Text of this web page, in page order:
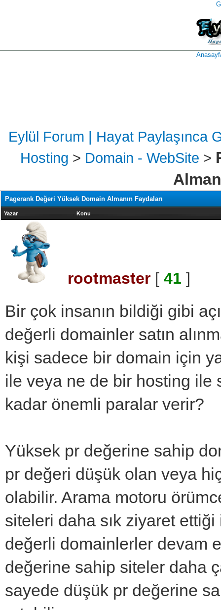
Eylül Forum | Hayat Paylaşınca
Hosting > Domain - WebSite >
Pagerank Değeri Yüksek Domain Almanın Faydaları
Yazar Konu
rootmaster [ 41 ]
Bir çok insanın bildiği gibi
değerli domainler satın
kişi sadece bir domain için
ile veya ne de bir hosting ile
kadar önemli paralar verir?
Yüksek pr değerine sahip
pr değeri düşük olan veya
olabilir. Arama motoru
siteleri daha sık ziyaret
değerli domainlerler devam
değerine sahip siteler daha
sayede düşük pr değerine